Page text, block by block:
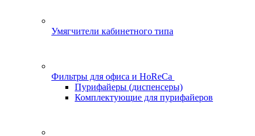
Умягчители кабинетного типа
Фильтры для офиса и HoReCa
Пурифайеры (диспенсеры)
Комплектующие для пурифайеров